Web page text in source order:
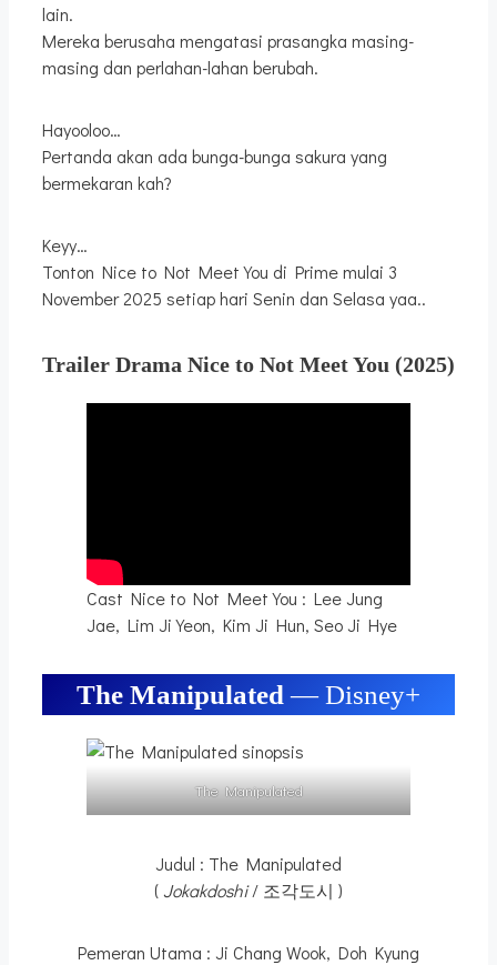
lain.
Mereka berusaha mengatasi prasangka masing-
masing dan perlahan-lahan berubah.
Hayooloo…
Pertanda akan ada bunga-bunga sakura yang
bermekaran kah?
Keyy…
Tonton Nice to Not Meet You di Prime mulai 3
November 2025 setiap hari Senin dan Selasa yaa..
Trailer Drama Nice to Not Meet You (2025)
Cast Nice to Not Meet You : Lee Jung
Jae, Lim Ji Yeon, Kim Ji Hun, Seo Ji Hye
The Manipulated — Disney+
The Manipulated
Judul : The Manipulated
(Jokakdoshi/ 조각도시 )
Pemeran Utama : Ji Chang Wook, Doh Kyung